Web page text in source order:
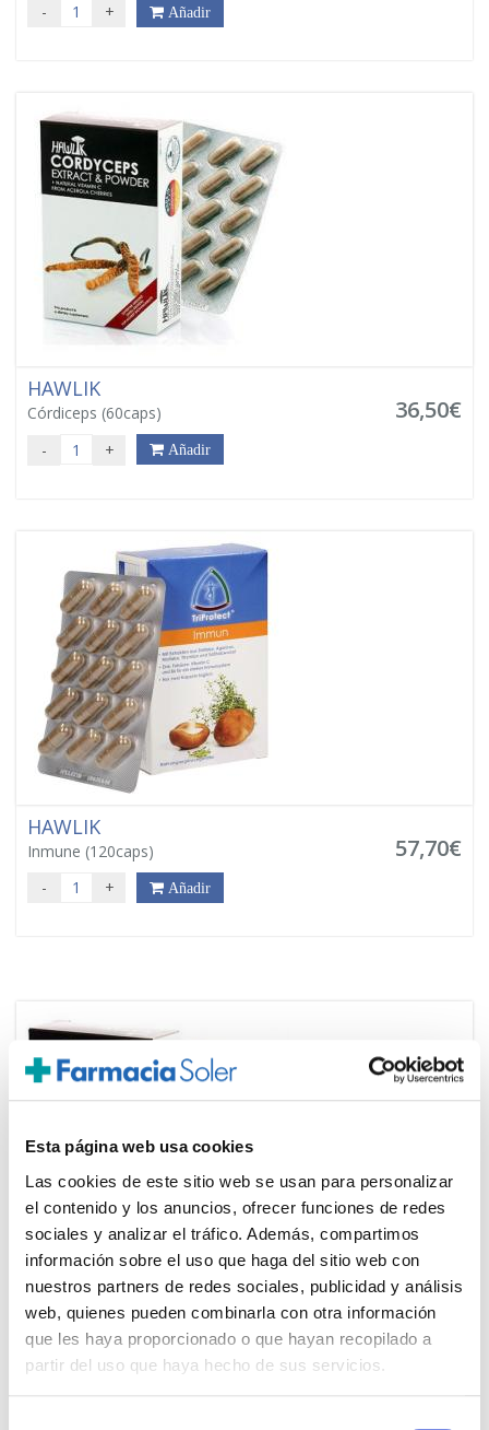
Esta página web usa cookies
Las cookies de este sitio web se usan para personalizar
el contenido y los anuncios, ofrecer funciones de redes
sociales y analizar el tráfico. Además, compartimos
información sobre el uso que haga del sitio web con
nuestros partners de redes sociales, publicidad y análisis
web, quienes pueden combinarla con otra información
que les haya proporcionado o que hayan recopilado a
partir del uso que haya hecho de sus servicios.
- + Añadir
HAWLIK
Córdiceps (60caps) 36,50€
- + Añadir
HAWLIK
Inmune (120caps) 57,70€
- + Añadir
HAWLIK
Maitake-Grifola Frondosa (60caps) 35,50€
- + Añadir